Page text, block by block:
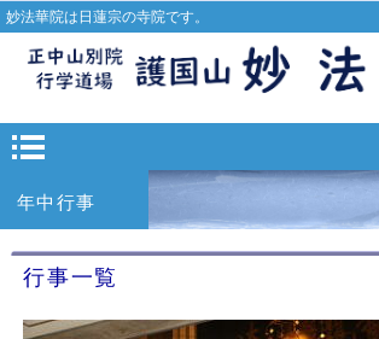
妙法華院は日蓮宗の寺院です。
年中行事
行事一覧